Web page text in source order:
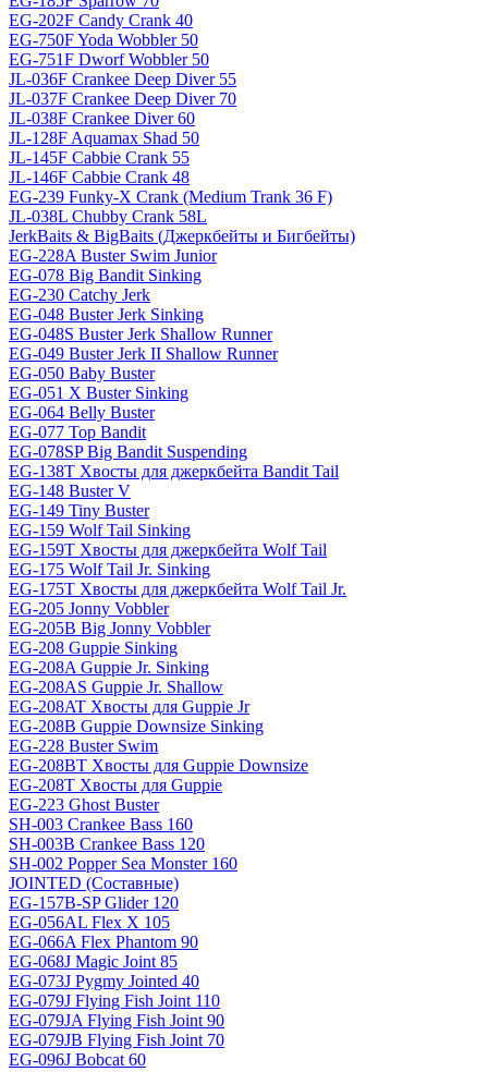
EG-202F Candy Crank 40
EG-750F Yoda Wobbler 50
EG-751F Dworf Wobbler 50
JL-036F Crankee Deep Diver 55
JL-037F Crankee Deep Diver 70
JL-038F Crankee Diver 60
JL-128F Aquamax Shad 50
JL-145F Cabbie Crank 55
JL-146F Cabbie Crank 48
EG-239 Funky-X Crank (Medium Trank 36 F)
JL-038L Chubby Crank 58L
JerkBaits & BigBaits (Джеркбейты и Бигбейты)
EG-228A Buster Swim Junior
EG-078 Big Bandit Sinking
EG-230 Catchy Jerk
EG-048 Buster Jerk Sinking
EG-048S Buster Jerk Shallow Runner
EG-049 Buster Jerk II Shallow Runner
EG-050 Baby Buster
EG-051 X Buster Sinking
EG-064 Belly Buster
EG-077 Top Bandit
EG-078SP Big Bandit Suspending
EG-138T Хвосты для джеркбейта Bandit Tail
EG-148 Buster V
EG-149 Tiny Buster
EG-159 Wolf Tail Sinking
EG-159T Хвосты для джеркбейта Wolf Tail
EG-175 Wolf Tail Jr. Sinking
EG-175T Хвосты для джеркбейта Wolf Tail Jr.
EG-205 Jonny Vobbler
EG-205B Big Jonny Vobbler
EG-208 Guppie Sinking
EG-208A Guppie Jr. Sinking
EG-208AS Guppie Jr. Shallow
EG-208AT Хвосты для Guppie Jr
EG-208B Guppie Downsize Sinking
EG-228 Buster Swim
EG-208BT Хвосты для Guppie Downsize
EG-208T Хвосты для Guppie
EG-223 Ghost Buster
SH-003 Crankee Bass 160
SH-003B Crankee Bass 120
SH-002 Popper Sea Monster 160
JOINTED (Составные)
EG-157B-SP Glider 120
EG-056AL Flex X 105
EG-066A Flex Phantom 90
EG-068J Magic Joint 85
EG-073J Pygmy Jointed 40
EG-079J Flying Fish Joint 110
EG-079JA Flying Fish Joint 90
EG-079JB Flying Fish Joint 70
EG-096J Bobcat 60